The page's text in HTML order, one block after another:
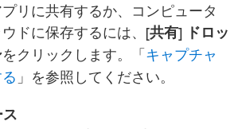
リに共有するか、コンピュータ
ドに保存するには、
[共有] ドロッ
をクリックします。「 キャプチャ
」を参照してください。
ス